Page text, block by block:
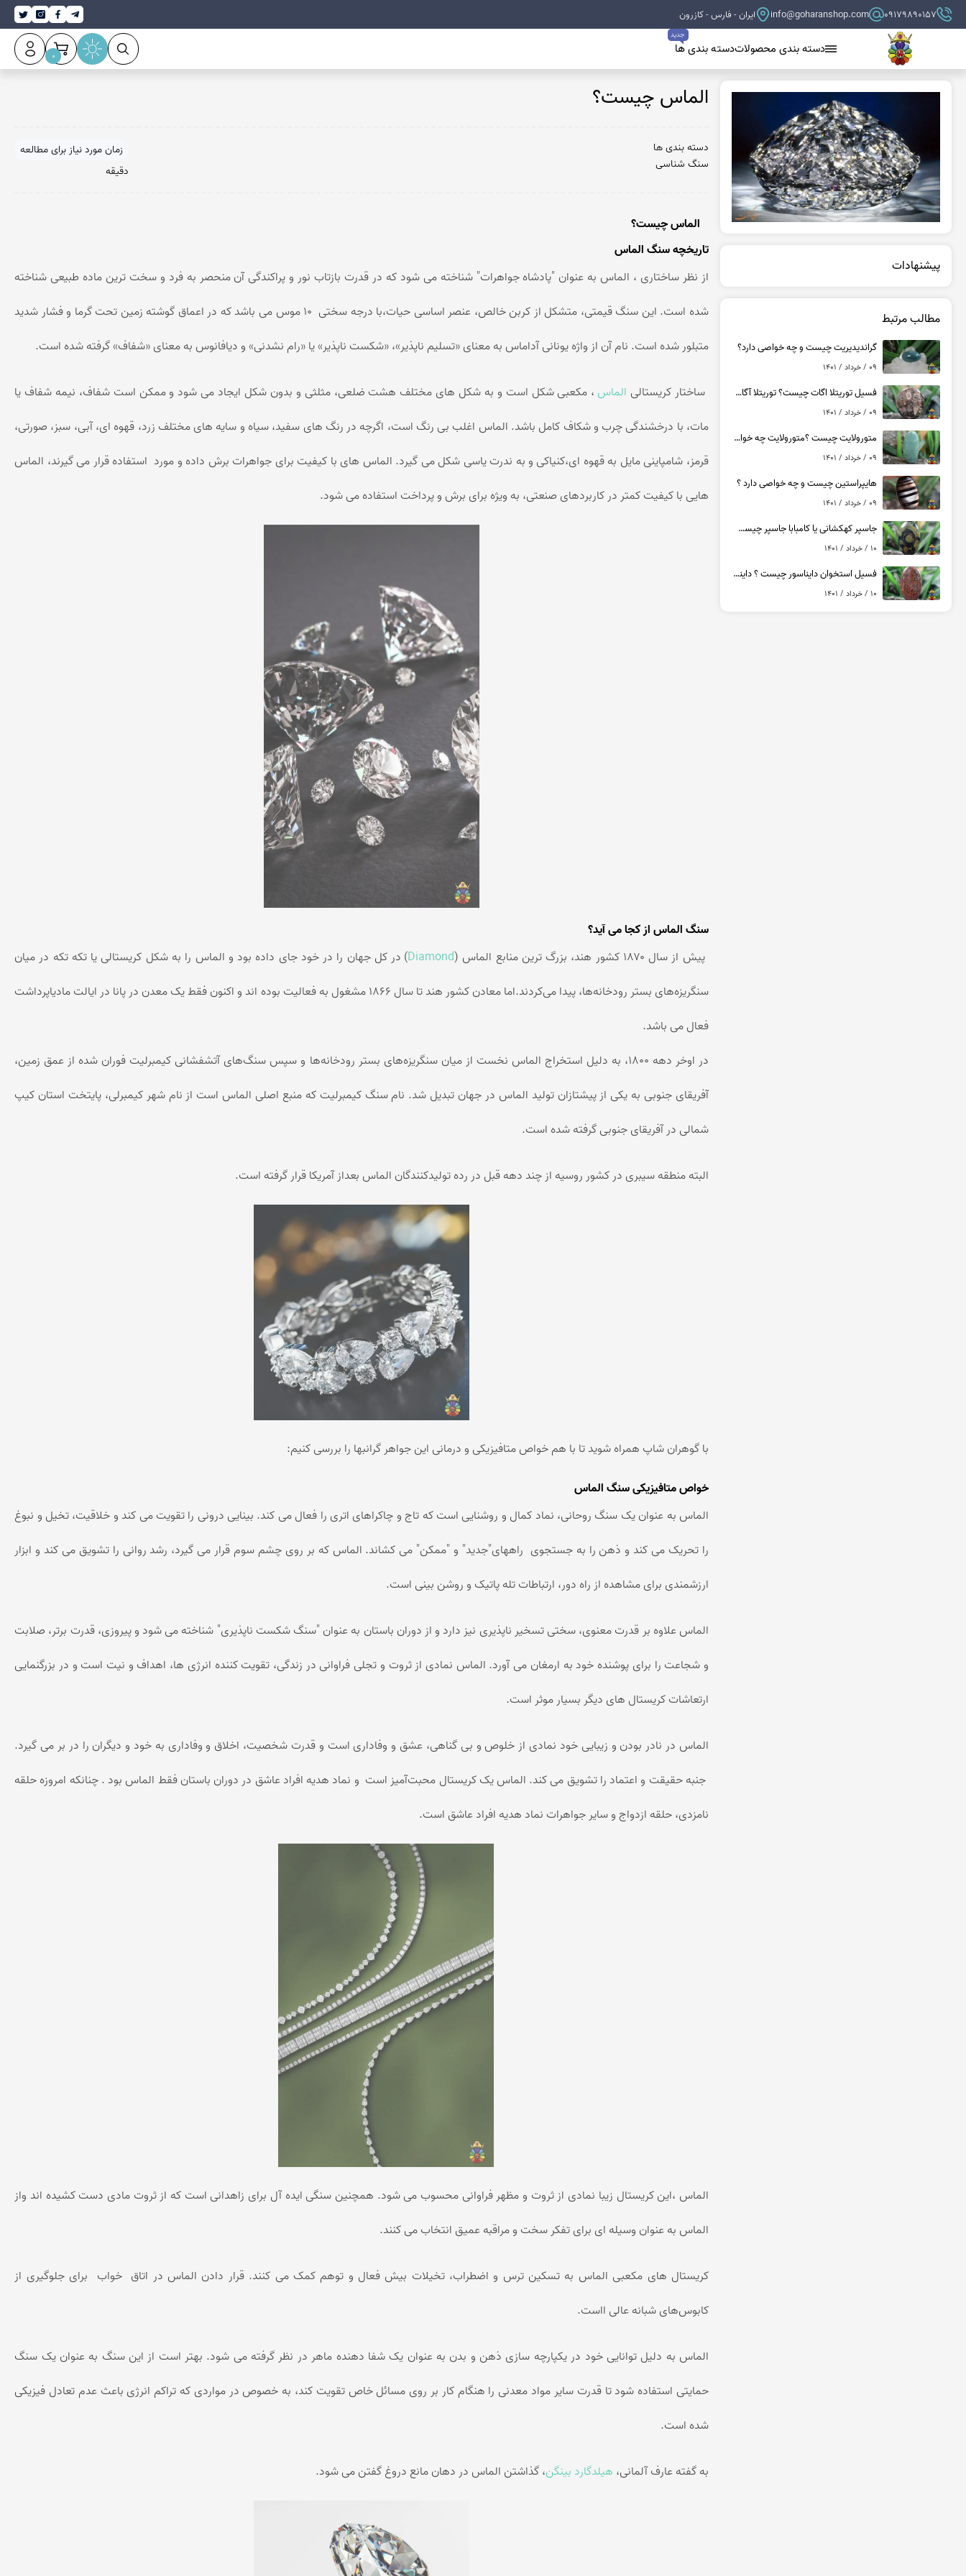
09179890157
info@goharanshop.com ایران - فارس - کازرون
دسته بندی محصولات
عقیق سیاه (اونیکس)
کلسدونی
عقیق کلسدونی آبی
عقیق دروزی کلسدونی
عقیق کلسدونی قهوه ای
عقیق یمن کبود
عقیق یمن بنفش
عقیق یمن قرمز
عقیق خراسان
استیک اگات
عقیق عسلی
عقیق اتشین
عقیق شجر
دسته بندی ها
جدید
0
پیشنهادات
مطالب مرتبط
گراندیدیریت چیست و چه خواصی دارد؟
09 / خرداد / 1401
فسیل توریتلا اگات چیست؟ توریتلا آگات چه خواصی دارد ؟
09 / خرداد / 1401
متورولایت چیست ؟متورولایت چه خواصی دارد؟
09 / خرداد / 1401
هایپراستین چیست و چه خواصی دارد ؟
09 / خرداد / 1401
جاسپر کهکشانی یا کامبابا جاسپر چیست ؟ کامبابا جاسپر چه خواصی دارد ؟
10 / خرداد / 1401
فسیل استخوان دایناسور چیست ؟ داینا بون چه خواصی دارد ؟
10 / خرداد / 1401
الماس چیست؟
دسته بندی ها
سنگ شناسی
زمان مورد نیاز برای مطالعه
دقیقه
الماس چیست؟
تاریخچه سنگ الماس
از نظر ساختاری ، الماس به عنوان "پادشاه جواهرات" شناخته می شود که در قدرت بازتاب نور و پراکندگی آن منحصر به فرد و سخت ترین ماده طبیعی شناخته
شده است. این سنگ قیمتی، متشکل از کربن خالص، عنصر اساسی حیات،با درجه سختی 10 موس می باشد که در اعماق گوشته زمین تحت گرما و فشار شدید
متبلور شده است. نام آن از واژه یونانی آداماس به معنای «تسلیم ناپذیر»، «شکست ناپذیر» یا «رام نشدنی» و دیافانوس به معنای «شفاف» گرفته شده است.
ساختار کریستالی الماس ، مکعبی شکل است و به شکل های مختلف هشت ضلعی، مثلثی و بدون شکل ایجاد می شود و ممکن است شفاف، نیمه شفاف یا
مات، با درخشندگی چرب و شکاف کامل باشد. الماس اغلب بی رنگ است، اگرچه در رنگ های سفید، سیاه و سایه های مختلف زرد، قهوه ای، آبی، سبز، صورتی،
قرمز، شامپاینی مایل به قهوه ای،کنیاکی و به ندرت یاسی شکل می گیرد. الماس های با کیفیت برای جواهرات برش داده و مورد استفاده قرار می گیرند، الماس
هایی با کیفیت کمتر در کاربردهای صنعتی، به ویژه برای برش و پرداخت استفاده می شود.
سنگ الماس از کجا می آید؟
پیش از سال ۱۸۷۰ کشور هند، بزرگ ترین منابع الماس (
Diamond) در کل جهان را در خود جای داده بود و الماس را به شکل کریستالی یا تکه تکه در میان
سنگریزه‌های بستر رودخانه‌ها، پیدا می‌کردند.اما معادن کشور هند تا سال ۱۸۶۶ مشغول به فعالیت بوده اند و اکنون فقط یک معدن در پانا در ایالت مادیاپرداشت
فعال می باشد.
در اوخر دهه ۱۸۰۰، به دلیل استخراج الماس نخست از میان سنگریزه‌های بستر رودخانه‌ها و سپس سنگ‌های آتشفشانی کیمبرلیت فوران شده از عمق زمین،
آفریقای جنوبی به یکی از پیشتازان تولید الماس در جهان تبدیل شد. نام سنگ کیمبرلیت که منبع اصلی الماس است از نام شهر کیمبرلی، پایتخت استان کیپ
شمالی در آفریقای جنوبی گرفته شده است.
البته منطقه سیبری در کشور روسیه از چند دهه قبل در رده تولیدکنندگان الماس بعداز آمریکا قرار گرفته است.
با گوهران شاپ همراه شوید تا با هم خواص متافیزیکی و درمانی این جواهر گرانبها را بررسی کنیم:
خواص متافیزیکی سنگ الماس
الماس به عنوان یک سنگ روحانی، نماد کمال و روشنایی است که تاج و چاکراهای اتری را فعال می کند. بینایی درونی را تقویت می کند و خلاقیت، تخیل و نبوغ
را تحریک می کند و ذهن را به جستجوی راههای"جدید" و "ممکن" می کشاند. الماس که بر روی چشم سوم قرار می گیرد، رشد روانی را تشویق می کند و ابزار
ارزشمندی برای مشاهده از راه دور، ارتباطات تله پاتیک و روشن بینی است.
الماس علاوه بر قدرت معنوی، سختی تسخیر ناپذیری نیز دارد و از دوران باستان به عنوان "سنگ شکست ناپذیری" شناخته می شود و پیروزی، قدرت برتر، صلابت
و شجاعت را برای پوشنده خود به ارمغان می آورد. الماس نمادی از ثروت و تجلی فراوانی در زندگی، تقویت کننده انرژی ها، اهداف و نیت است و در بزرگنمایی
ارتعاشات کریستال های دیگر بسیار موثر است.
الماس در نادر بودن و زیبایی خود نمادی از خلوص و بی گناهی، عشق و وفاداری است و قدرت شخصیت، اخلاق و وفاداری به خود و دیگران را در بر می گیرد.
جنبه حقیقت و اعتماد را تشویق می کند. الماس یک کریستال محبت‌آمیز است و نماد هدیه افراد عاشق در دوران باستان فقط الماس بود . چنانکه امروزه حلقه
نامزدی، حلقه ازدواج و سایر جواهرات نماد هدیه افراد عاشق است.
الماس ،این کریستال زیبا نمادی از ثروت و مظهر فراوانی محسوب می شود. همچنین سنگی ایده آل برای زاهدانی است که از ثروت مادی دست کشیده اند واز
الماس به عنوان وسیله ای برای تفکر سخت و مراقبه عمیق انتخاب می کنند.
کریستال های مکعبی الماس به تسکین ترس و اضطراب، تخیلات بیش فعال و توهم کمک می کنند. قرار دادن الماس در اتاق خواب برای جلوگیری از
کابوس‌های شبانه عالی ااست.
الماس به دلیل توانایی خود در یکپارچه سازی ذهن و بدن به عنوان یک شفا دهنده ماهر در نظر گرفته می شود. بهتر است از این سنگ به عنوان یک سنگ
حمایتی استفاده شود تا قدرت سایر مواد معدنی را هنگام کار بر روی مسائل خاص تقویت کند، به خصوص در مواردی که تراکم انرژی باعث عدم تعادل فیزیکی
شده است.
به گفته عارف آلمانی، هیلدگارد بینگن، گذاشتن الماس در دهان مانع دروغ گفتن می شود.